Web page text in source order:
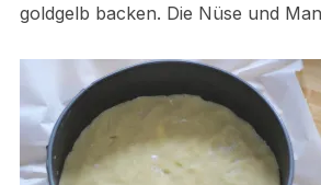
goldgelb backen. Die Nüse und